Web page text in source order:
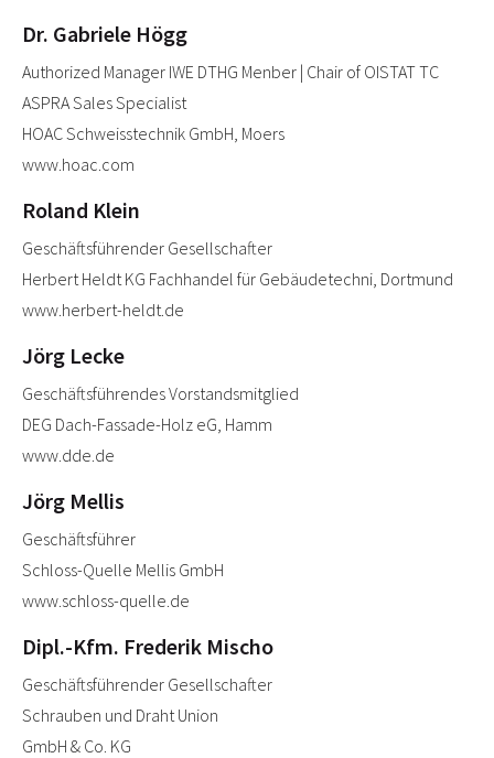
Dr. Gabriele Högg
Authorized Manager IWE DTHG Menber | Chair of OISTAT TC
ASPRA Sales Specialist
HOAC Schweisstechnik GmbH, Moers
www.hoac.com
Roland Klein
Geschäftsführender Gesellschafter
Herbert Heldt KG Fachhandel für Gebäudetechni, Dortmund
www.herbert-heldt.de
Jörg Lecke
Geschäftsführendes Vorstandsmitglied
DEG Dach-Fassade-Holz eG, Hamm
www.dde.de
Jörg Mellis
Geschäftsführer
Schloss-Quelle Mellis GmbH
www.schloss-quelle.de
Dipl.-Kfm. Frederik Mischo
Geschäftsführender Gesellschafter
Schrauben und Draht Union
GmbH & Co. KG